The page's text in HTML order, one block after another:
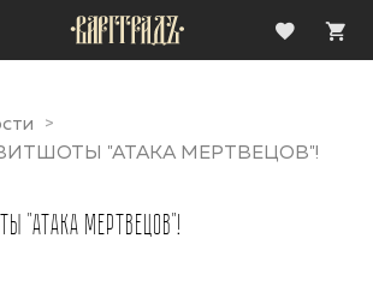
"АТАКА МЕРТВЕЦОВ"!
"АТАКА МЕРТВЕЦОВ"!